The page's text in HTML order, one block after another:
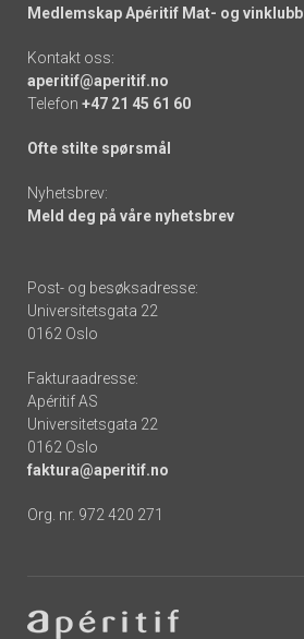
Medlemskap Apéritif Mat- og vinklubb
Kontakt oss:
aperitif@aperitif.no
Telefon +47 21 45 61 60
Ofte stilte spørsmål
Nyhetsbrev:
Meld deg på våre nyhetsbrev
Post- og besøksadresse:
Universitetsgata 22
0162 Oslo
Fakturaadresse:
Apéritif AS
Universitetsgata 22
0162 Oslo
faktura@aperitif.no
Org. nr. 972 420 271